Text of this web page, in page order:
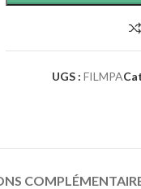
UGS :FILMPA